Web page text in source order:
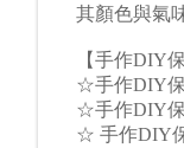
其顏色與氣
【手作DIY
☆手作DIY保
☆手作DIY保
☆ 手作DIY